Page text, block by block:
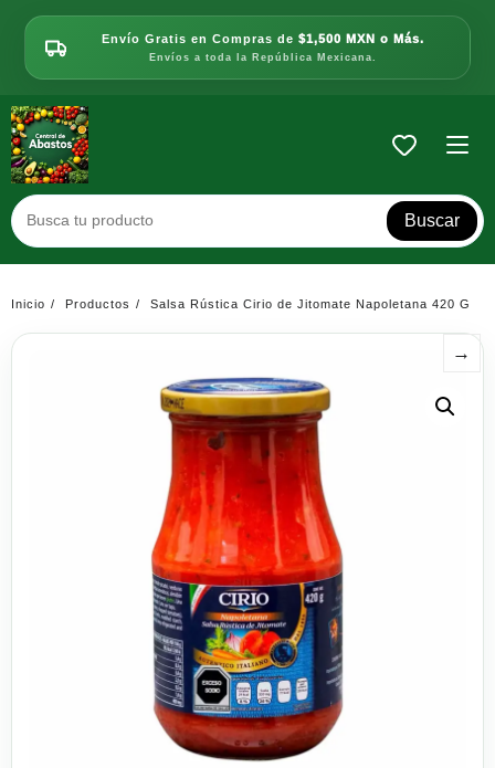
contenido
Envío Gratis en Compras de $1,500 MXN o Más.
Envíos a toda la República Mexicana.
Buscar
Inicio Productos Salsa Rústica Cirio de Jitomate Napoletana 420 G
→